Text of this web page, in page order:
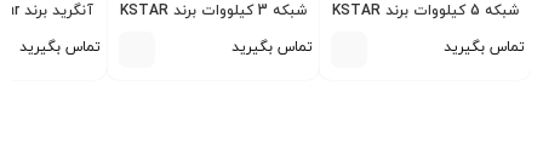
شبکه 5 کیلووات برند KSTAR
مدل BluE-G 5000D
تماس بگیرید
شبکه 3 کیلووات برند KSTAR
مدل BluE-G 3000D
تماس بگیرید تماس بگیرید